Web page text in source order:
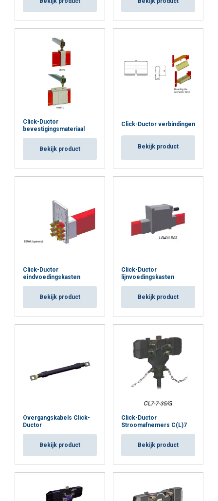
Click-Ductor
bevestigingsmateriaal
Bekijk product
Click-Ductor verbindingen
Bekijk product
Click-Ductor
eindvoedingskasten
Bekijk product
Click-Ductor
lijnvoedingskasten
Bekijk product
Overgangskabels Click-
Ductor
Bekijk product
Click-Ductor
Stroomafnemers C(L)7
Bekijk product